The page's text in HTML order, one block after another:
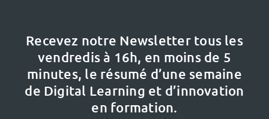
Recevez notre Newsletter tous les
vendredis à 16h, en moins de 5
minutes, le résumé d’une semaine
de Digital Learning et d’innovation
en formation.